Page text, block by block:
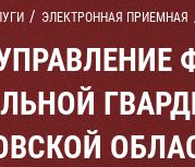
ЭЛЕКТРОННАЯ ПРИЕМНАЯ